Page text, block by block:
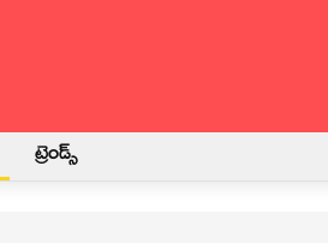
ట్రెండ్స్